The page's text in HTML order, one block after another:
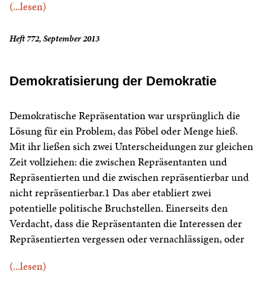
(...lesen)
Heft 772, September 2013
Demokratisierung der Demokratie
Demokratische Repräsentation war ursprünglich die
Lösung für ein Problem, das Pöbel oder Menge hieß.
Mit ihr ließen sich zwei Unterscheidungen zur gleichen
Zeit vollziehen: die zwischen Repräsentanten und
Repräsentierten und die zwischen repräsentierbar und
nicht repräsentierbar.1 Das aber etabliert zwei
potentielle politische Bruchstellen. Einerseits den
Verdacht, dass die Repräsentanten die Interessen der
Repräsentierten vergessen oder vernachlässigen, oder
(...lesen)